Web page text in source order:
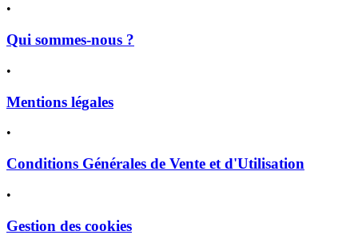
•
Qui sommes-nous ?
•
Mentions légales
•
Conditions Générales de Vente et d'Utilisation
•
Gestion des cookies